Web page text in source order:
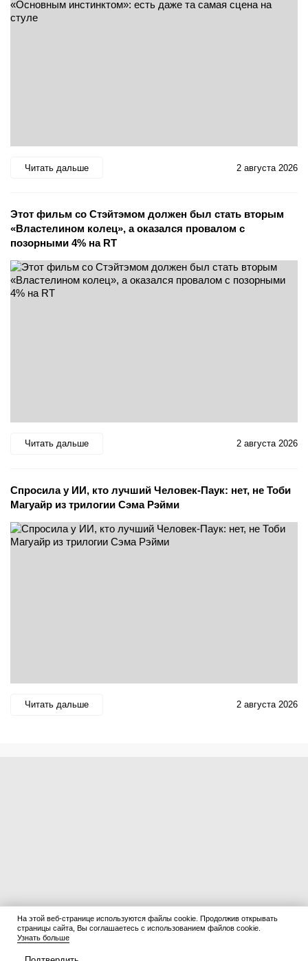
Читать дальше 2 августа 2026
Этот фильм со Стэйтэмом должен был стать вторым
«Властелином колец», а оказался провалом с
позорными 4% на RT
Читать дальше 2 августа 2026
Спросила у ИИ, кто лучший Человек-Паук: нет, не Тоби
Магуайр из трилогии Сэма Рэйми
Читать дальше 2 августа 2026
На этой веб-странице используются файлы cookie. Продолжив открывать
страницы сайта, Вы соглашаетесь с использованием файлов cookie.
Узнать больше